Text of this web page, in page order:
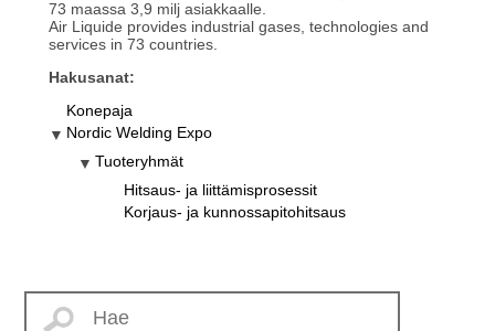
73 maassa 3,9 milj asiakkaalle.
Air Liquide provides industrial gases, technologies and
services in 73 countries.
Hakusanat:
Konepaja
Nordic Welding Expo
Tuoteryhmät
Hitsaus- ja liittämisprosessit
Korjaus- ja kunnossapitohitsaus